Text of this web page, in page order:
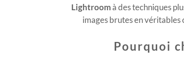
Lightroomà des techniques
images brutes en
Pourquoi